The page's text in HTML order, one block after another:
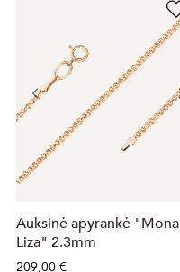
Auksinė apyrankė "Mona
Liza" 2.3mm
209,00 €